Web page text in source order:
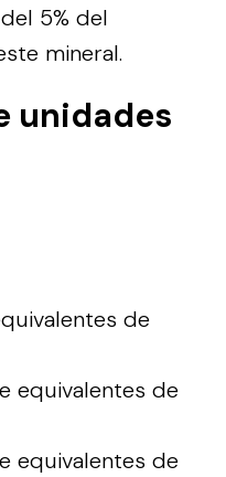
5% del
mineral.
unidades
de
equivalentes de
equivalentes de